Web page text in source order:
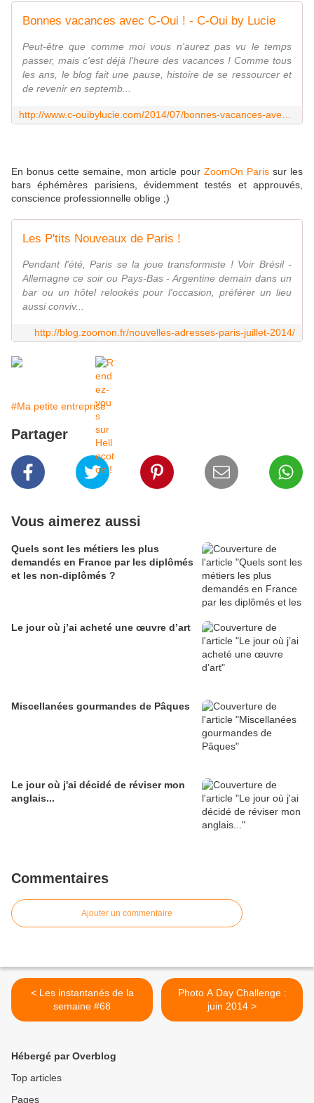
Bonnes vacances avec C-Oui ! - C-Oui by Lucie
Peut-être que comme moi vous n'aurez pas vu le temps
passer, mais c'est déjà l'heure des vacances ! Comme tous
les ans, le blog fait une pause, histoire de se ressourcer et
de revenir en septemb...
En bonus cette semaine, mon article pour ZoomOn Paris sur les
bars éphémères parisiens, évidemment testés et approuvés,
conscience professionnelle oblige ;)
Les P'tits Nouveaux de Paris !
Pendant l'été, Paris se la joue transformiste ! Voir Brésil -
Allemagne ce soir ou Pays-Bas - Argentine demain dans un
bar ou un hôtel relookés pour l'occasion, préférer un lieu
aussi conviv...
http://blog.zoomon.fr/nouvelles-adresses-paris-juillet-2014/
#Ma petite entreprise
Partager
Vous aimerez aussi
Quels sont les métiers les plus
demandés en France par les diplômés
et les non-diplômés ?
Le jour où j’ai acheté une œuvre d’art
Miscellanées gourmandes de Pâques
Le jour où j'ai décidé de réviser mon
anglais...
Commentaires
Ajouter un commentaire
< Les instantanés de la
semaine #68
Photo A Day Challenge :
juin 2014 >
Hébergé par Overblog
Top articles
Pages